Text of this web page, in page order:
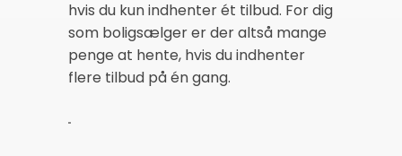
hvis du kun indhenter ét tilbud. For dig
som boligsælger er der altså mange
penge at hente, hvis du indhenter
flere tilbud på én gang.